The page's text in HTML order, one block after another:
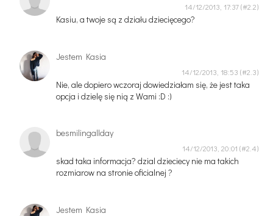
14/12/2013, 17:37
Kasiu, a twoje są z działu dziecięcego?
Jestem Kasia
14/12/2013, 18:53
Nie, ale dopiero wczoraj dowiedziałam się, że jest taka
opcja i dzielę się nią z Wami :D :)
besmilingallday
14/12/2013, 20:01
skad taka informacja? dzial dzieciecy nie ma takich
rozmiarow na stronie oficialnej ?
Jestem Kasia